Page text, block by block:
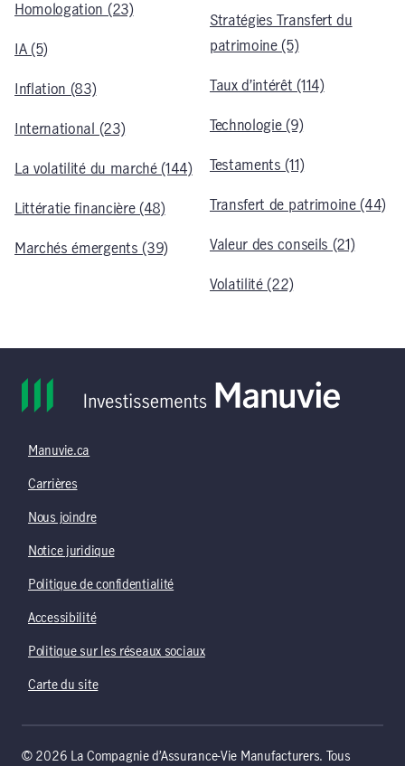
Homologation (23)
IA (5)
Inflation (83)
International (23)
La volatilité du marché (144)
Littératie financière (48)
Marchés émergents (39)
Stratégies Transfert du
patrimoine (5)
Taux d’intérêt (114)
Technologie (9)
Testaments (11)
Transfert de patrimoine (44)
Valeur des conseils (21)
Volatilité (22)
Manuvie.ca
Carrières
Nous joindre
Notice juridique
Politique de confidentialité
Accessibilité
Politique sur les réseaux sociaux
Carte du site
© 2026 La Compagnie d’Assurance-Vie Manufacturers. Tous